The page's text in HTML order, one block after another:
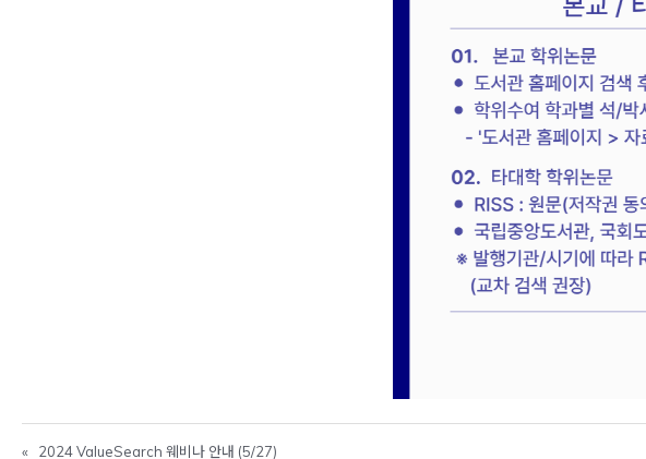
« 2024 ValueSearch 웨비나 안내 (5/27)